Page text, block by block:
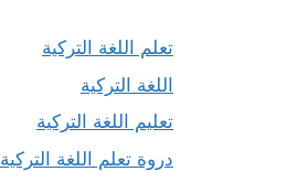
تعلم اللغة التركية
اللغة التركية
تعليم اللغة التركية
دروة تعلم اللغة التركية